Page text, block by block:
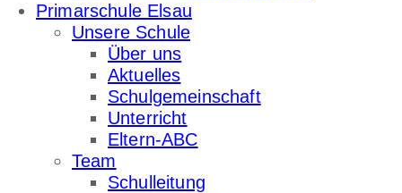
Primarschule Elsau
Unsere Schule
Über uns
Aktuelles
Schulgemeinschaft
Unterricht
Eltern-ABC
Team
Schulleitung